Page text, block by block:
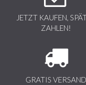
JETZT KAUFEN,
ZAHLEN!
GRATIS VERSAND